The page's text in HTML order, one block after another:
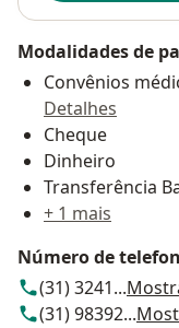
Modalidades de
Convênios
Detalhes
Cheque
Dinheiro
Transferência
+ 1 mais
Número de
(31) 3241...
(31) 98392...